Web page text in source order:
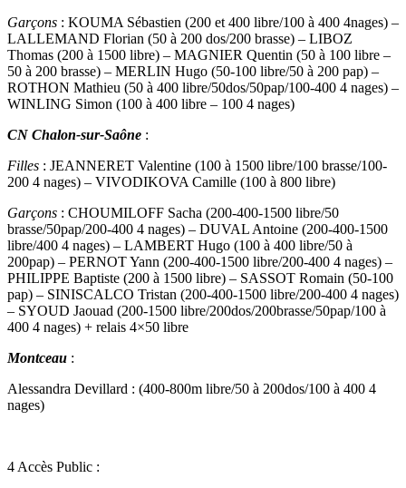
Garçons : KOUMA Sébastien (200 et 400 libre/100 à 400 4nages) –
LALLEMAND Florian (50 à 200 dos/200 brasse) – LIBOZ
Thomas (200 à 1500 libre) – MAGNIER Quentin (50 à 100 libre –
50 à 200 brasse) – MERLIN Hugo (50-100 libre/50 à 200 pap) –
ROTHON Mathieu (50 à 400 libre/50dos/50pap/100-400 4 nages) –
WINLING Simon (100 à 400 libre – 100 4 nages)
CN Chalon-sur-Saône :
Filles : JEANNERET Valentine (100 à 1500 libre/100 brasse/100-
200 4 nages) – VIVODIKOVA Camille (100 à 800 libre)
Garçons : CHOUMILOFF Sacha (200-400-1500 libre/50
brasse/50pap/200-400 4 nages) – DUVAL Antoine (200-400-1500
libre/400 4 nages) – LAMBERT Hugo (100 à 400 libre/50 à
200pap) – PERNOT Yann (200-400-1500 libre/200-400 4 nages) –
PHILIPPE Baptiste (200 à 1500 libre) – SASSOT Romain (50-100
pap) – SINISCALCO Tristan (200-400-1500 libre/200-400 4 nages)
– SYOUD Jaouad (200-1500 libre/200dos/200brasse/50pap/100 à
400 4 nages) + relais 4×50 libre
Montceau :
Alessandra Devillard : (400-800m libre/50 à 200dos/100 à 400 4
nages)
4 Accès Public :